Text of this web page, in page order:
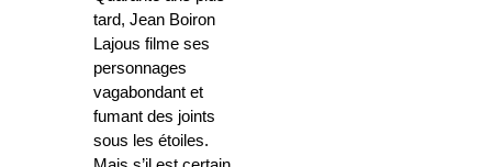
tard, Jean Boiron
Lajous filme ses
personnages
vagabondant et
fumant des joints
sous les étoiles.